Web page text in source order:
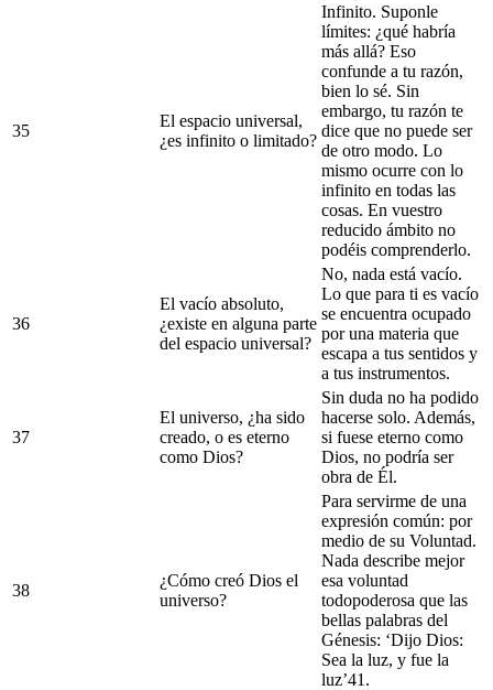
35
El espacio universal,
¿es infinito o limitado?
Infinito. Suponle
límites: ¿qué habría
más allá? Eso
confunde a tu razón,
bien lo sé. Sin
embargo, tu razón te
dice que no puede ser
de otro modo. Lo
mismo ocurre con lo
infinito en todas las
cosas. En vuestro
reducido ámbito no
podéis comprenderlo.
36
El vacío absoluto,
¿existe en alguna parte
del espacio universal?
No, nada está vacío.
Lo que para ti es vacío
se encuentra ocupado
por una materia que
escapa a tus sentidos y
a tus instrumentos.
37
El universo, ¿ha sido
creado, o es eterno
como Dios?
Sin duda no ha podido
hacerse solo. Además,
si fuese eterno como
Dios, no podría ser
obra de Él.
38
¿Cómo creó Dios el
universo?
Para servirme de una
expresión común: por
medio de su Voluntad.
Nada describe mejor
esa voluntad
todopoderosa que las
bellas palabras del
Génesis: ‘Dijo Dios:
Sea la luz, y fue la
luz’41.